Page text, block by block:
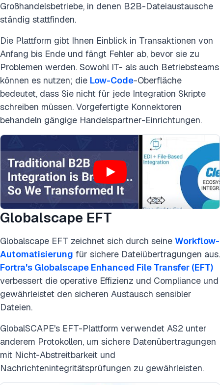
Großhandelsbetriebe, in denen B2B-Dateiaustausche
ständig stattfinden.
Die Plattform gibt Ihnen Einblick in Transaktionen von
Anfang bis Ende und fängt Fehler ab, bevor sie zu
Problemen werden. Sowohl IT- als auch Betriebsteams
können es nutzen; die Low-Code-Oberfläche
bedeutet, dass Sie nicht für jede Integration Skripte
schreiben müssen. Vorgefertigte Konnektoren
behandeln gängige Handelspartner-Einrichtungen.
Globalscape EFT
Globalscape EFT zeichnet sich durch seine Workflow-
Automatisierung für sichere Dateiübertragungen aus.
Fortra's Globalscape Enhanced File Transfer (EFT)
verbessert die operative Effizienz und Compliance und
gewährleistet den sicheren Austausch sensibler
Dateien.
GlobalSCAPE's EFT-Plattform verwendet AS2 unter
anderem Protokollen, um sichere Datenübertragungen
mit Nicht-Abstreitbarkeit und
Nachrichtenintegritätsprüfungen zu gewährleisten.